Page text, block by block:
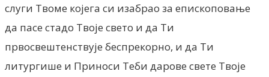
слуги Твоме којега си изабрао за епископовање
да пасе стадо Твоје свето и да Ти
првосвештенствује беспрекорно, и да Ти
литургише и Приноси Теби дарове свете Твоје